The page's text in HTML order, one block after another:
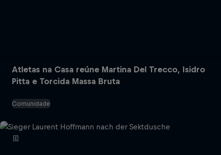
Atletas na Casa reúne Martina Del Trecco, Isidro
Pitta e Torcida Massa Bruta
Comunidade